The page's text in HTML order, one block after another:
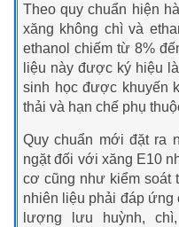
Theo quy chuẩn hiện
xăng không chì và
ethanol chiếm từ 8%
liệu này được ký hiệu
sinh học được khuyến
thải và hạn chế phụ
Quy chuẩn mới đặt ra
ngặt đối với xăng E10
cơ cũng như kiểm soát
nhiên liệu phải đáp ứng
lượng lưu huỳnh, chì,